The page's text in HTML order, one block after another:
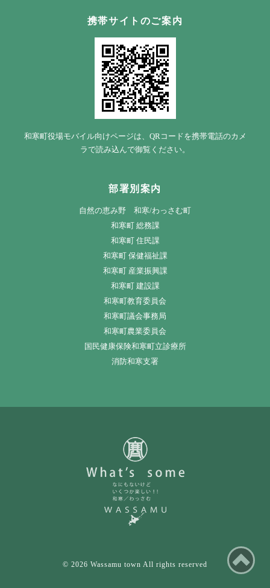
携帯サイトのご案内
和寒町役場モバイル向けページは、QRコードを携帯電話のカメ
ラで読み込んで御覧ください。
部署別案内
自然の恵み野 和寒/わっさむ町
和寒町 総務課
和寒町 住民課
和寒町 保健福祉課
和寒町 産業振興課
和寒町 建設課
和寒町教育委員会
和寒町議会事務局
和寒町農業委員会
国民健康保険和寒町立診療所
消防和寒支署
© 2026 Wassamu town All rights reserved
ペ